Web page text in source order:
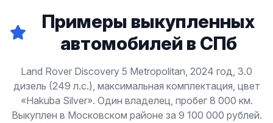
Примеры выкупленных
автомобилей в СПб
Land Rover Discovery 5 Metropolitan, 2024 год, 3.0
дизель (249 л.с.), максимальная комплектация, цвет
«Hakuba Silver». Один владелец, пробег 8 000 км.
Выкуплен в Московском районе за 9 100 000 рублей.